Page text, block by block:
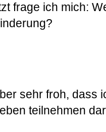
frage ich mich:
sehr froh, dass
teilnehmen